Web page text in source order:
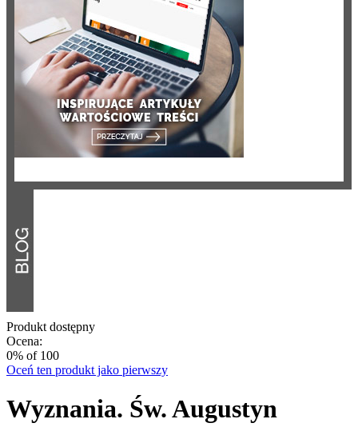
Produkt dostępny
Ocena:
0% of 100
Oceń ten produkt jako pierwszy
Wyznania. Św. Augustyn